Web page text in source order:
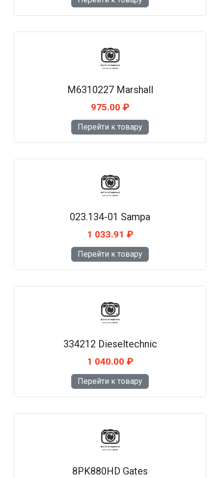
M6310227 Marshall
975.00 ₽
Перейти к товару
023.134-01 Sampa
1 033.91 ₽
Перейти к товару
334212 Dieseltechnic
1 040.00 ₽
Перейти к товару
8PK880HD Gates